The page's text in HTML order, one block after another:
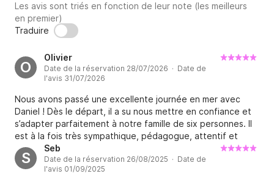
Les avis sont triés en fonction de leur note (les meilleurs
en premier)
Traduire
O
Olivier
Date de la réservation 28/07/2026 · Date de
l'avis 31/07/2026
Nous avons passé une excellente journée en mer avec
Daniel ! Dès le départ, il a su nous mettre en confiance et
s’adapter parfaitement à notre famille de six personnes. Il
est à la fois très sympathique, pédagogue, attentif et
particulièrement expérimenté. Daniel nous a fait découvrir
de magnifiques endroits autour de Toulon, avec de beaux
moments de navigation et une pause dans un mouillage
S
Seb
Date de la réservation 26/08/2025 · Date de
l'avis 01/09/2025